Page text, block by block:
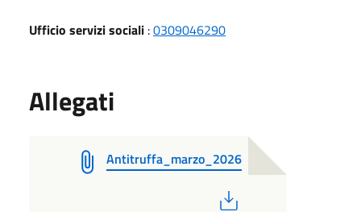
Ufficio servizi sociali :0309046290
Allegati
Antitruffa_marzo_2026